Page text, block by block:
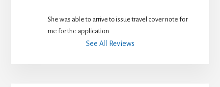
She was able to arrive to issue travel cover note for
me for the application.
See All Reviews